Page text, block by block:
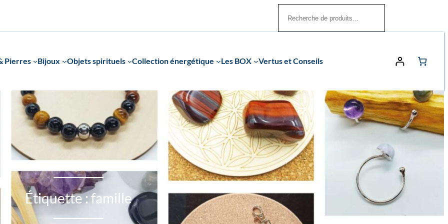
Pierres Bijoux Objets spirituels Collection énergétique Les BOX Vertus et Conseils
Étiquette :famille